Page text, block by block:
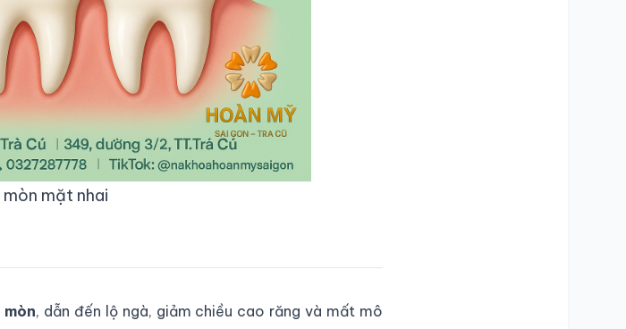
mòn mặt nhai
, dẫn đến lộ ngà, giảm chiều cao răng và mất mô